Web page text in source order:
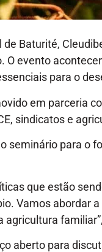
Baturité,
O evento
para o
em parceria
sindicatos e
seminário para o
que estão
Vamos abordar
agricultura
aberto para